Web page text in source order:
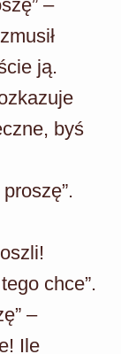
–
ją.
byś
chce”.
–
Ile